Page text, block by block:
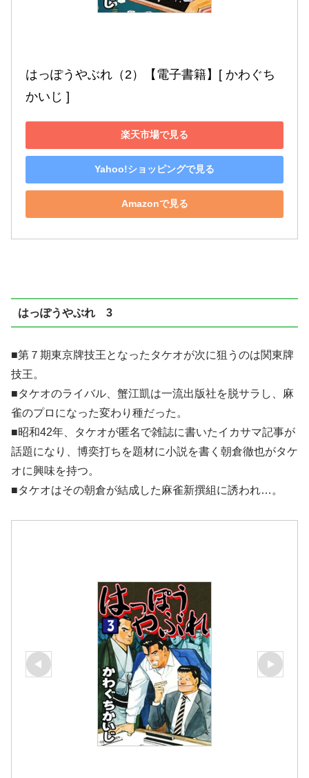
はっぽうやぶれ（2）【電子書籍】[ かわぐち
かいじ ]
楽天市場で見る
Yahoo!ショッピングで見る
Amazonで見る
はっぽうやぶれ 3
■第７期東京牌技王となったタケオが次に狙うのは関東牌
技王。
■タケオのライバル、蟹江凱は一流出版社を脱サラし、麻
雀のプロになった変わり種だった。
■昭和42年、タケオが匿名で雑誌に書いたイカサマ記事が
話題になり、博奕打ちを題材に小説を書く朝倉徹也がタケ
オに興味を持つ。
■タケオはその朝倉が結成した麻雀新撰組に誘われ…。